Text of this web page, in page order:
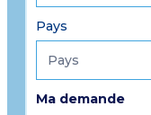
Pays
Ma demande